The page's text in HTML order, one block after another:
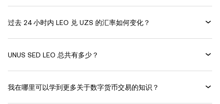
过去 24 小时内 LEO 兑 UZS 的汇率如何变化？
UNUS SED LEO 总共有多少？
我在哪里可以学到更多关于数字货币交易的知识？